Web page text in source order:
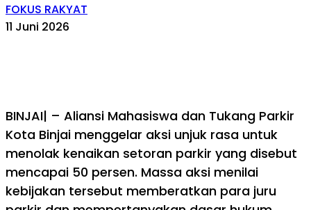
FOKUS RAKYAT
11 Juni 2026
BINJAI| – Aliansi Mahasiswa dan Tukang Parkir
Kota Binjai menggelar aksi unjuk rasa untuk
menolak kenaikan setoran parkir yang disebut
mencapai 50 persen. Massa aksi menilai
kebijakan tersebut memberatkan para juru